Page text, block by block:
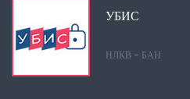
УБИС
НЛКВ - БАН